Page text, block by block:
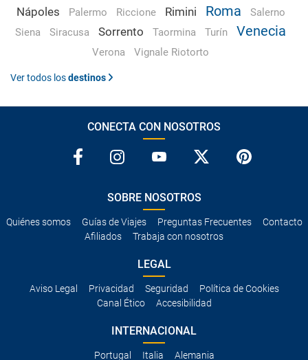
Nápoles Palermo Riccione Rimini Roma
Salerno
Siena
Siracusa Sorrento Taormina Turín Venecia
Verona Vignale Riotorto
Ver todos losdestinos
CONECTA CON NOSOTROS
SOBRE NOSOTROS
Quiénes somos Guías de Viajes Preguntas Frecuentes
Contacto
Afiliados
Trabaja con nosotros
LEGAL
Aviso Legal Privacidad Seguridad
Política de Cookies
Canal Ético
Accesibilidad
INTERNACIONAL
Portugal Italia Alemania